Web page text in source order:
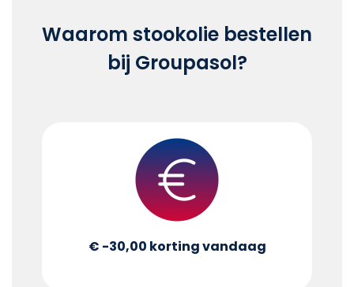
Waarom stookolie bestellen
bij Groupasol?
€ -30,00 korting vandaag